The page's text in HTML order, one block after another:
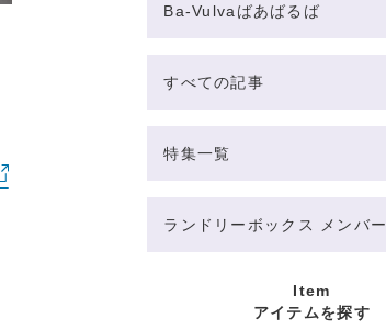
Ba-Vulvaばあばるば
すべての記事
特集一覧
ランドリーボックス メンバー
Item
アイテムを探す